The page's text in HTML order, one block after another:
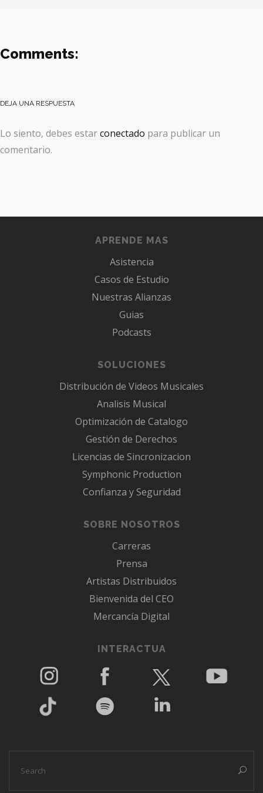
Comments:
DEJA UNA RESPUESTA
Lo siento, debes estarconectado para publicar un
comentario.
APRENDE MAS
Asistencia
Casos de Estudio
Nuestras Alianzas
Guias
Podcasts
SOLUCIONES
Distribución de Videos Musicales
Analisis Musical
Optimización de Catalogo
Gestión de Derechos
Licencias de Sincronizacion
Symphonic Production
Confianza y Seguridad
SOBRE NOSOTROS
Carreras
Prensa
Artistas Distribuidos
Bienvenida del CEO
Mercancía Digital
INTERACTUA